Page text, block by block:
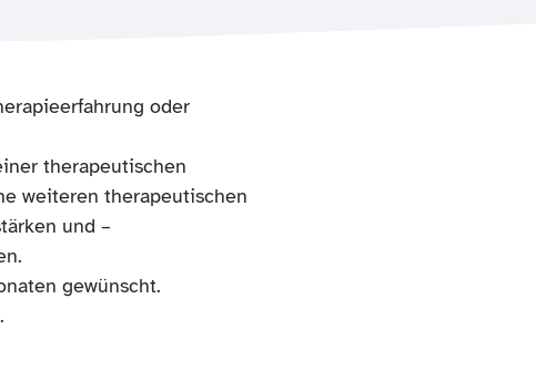
oder
therapeutischen
weiteren therapeutischen
und –
gewünscht.